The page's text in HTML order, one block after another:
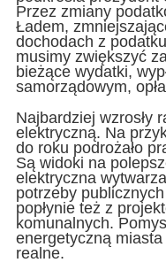
Przez zmiany
Ładem,
dochodach z
musimy zwiększyć
bieżące wydatki,
samorządowym,
Najbardziej wzrosły
elektryczną. Na
do roku podrożało
Są widoki na
elektryczna
potrzeby
popłynie też z
komunalnych.
energetyczną
realne.